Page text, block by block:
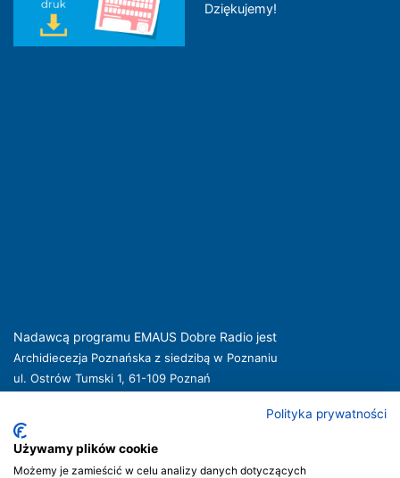
Dziękujemy!
Nadawcą programu EMAUS Dobre Radio jest
Archidiecezja Poznańska z siedzibą w Poznaniu
ul. Ostrów Tumski 1, 61-109 Poznań
Nadawca oferuje usługi medialne obejmujące rozpowszechnianie programu
radiowego pod nazwą EMAUS Dobre Radio oraz prowadzenie portalu
Polityka prywatności
Używamy plików cookie
Możemy je zamieścić w celu analizy danych dotyczących